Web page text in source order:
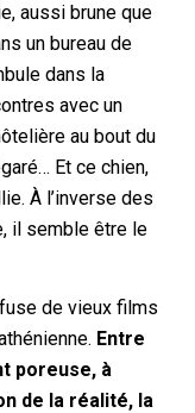
aussi brune que
un bureau de
dans la
avec un
au bout du
Et ce chien,
À l’inverse des
il semble être le
de vieux films
Entre
poreuse, à
de la réalité, la